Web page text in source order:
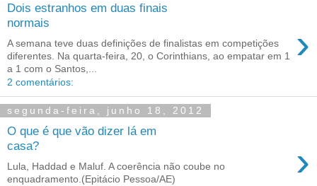
Dois estranhos em duas finais
normais
›
A semana teve duas definições de finalistas em competições
diferentes. Na quarta-feira, 20, o Corinthians, ao empatar em 1
a 1 com o Santos,...
2 comentários:
segunda-feira, junho 18, 2012
O que é que vão dizer lá em
casa?
›
Lula, Haddad e Maluf. A coerência não coube no
enquadramento.(Epitácio Pessoa/AE)